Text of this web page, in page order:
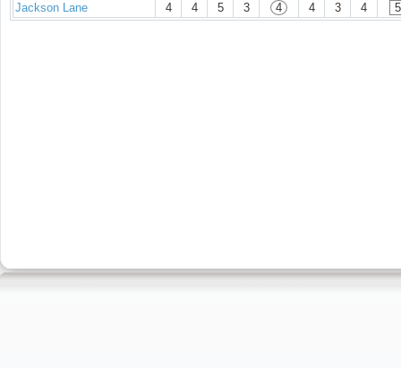
Jackson Lane 4 4 5 3 4 4 3 4 5